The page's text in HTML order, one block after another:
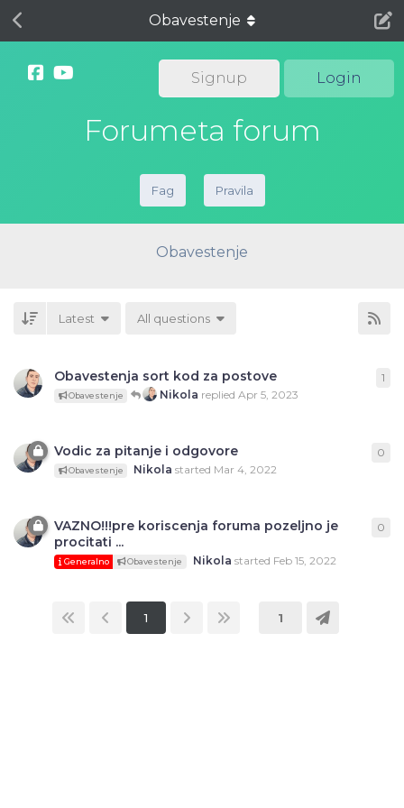
Signup Login
Forumeta forum
Fag Pravila
Obavestenje
Obavestenje
Latest All questions
Obavestenja sort kod za postove
Obavestenje Nikola repliedApr 5, 2023
1
Vodic za pitanje i odgovore
Obavestenje Nikola started Mar 4, 2022
0
VAZNO!!!pre koriscenja foruma pozeljno je
procitati ...
Generalno Obavestenje Nikola started Feb 15, 2022
0
1